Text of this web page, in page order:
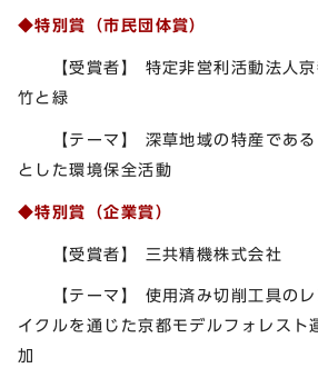
◆特別賞（市民団体賞）
【受賞者】 特定非営利活動法人京
竹と緑
【テーマ】 深草地域の特産である
とした環境保全活動
◆特別賞（企業賞）
【受賞者】 三共精機株式会社
【テーマ】 使用済み切削工具のレ
イクルを通じた京都モデルフォレスト
加